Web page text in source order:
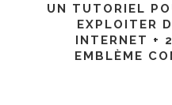
UN TUTORIEL
EXPLOITER
INTERNET +
EMBLÈME